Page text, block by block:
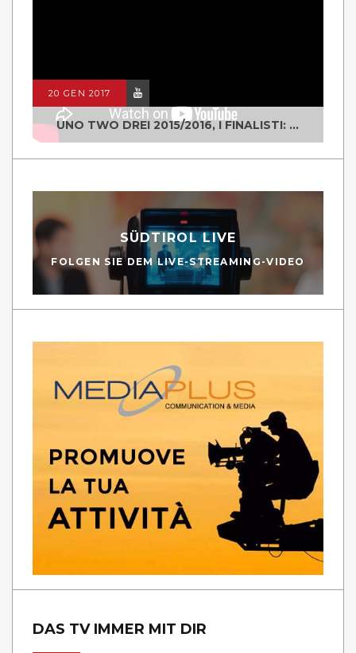
20 GEN 2017
UNO TWO DREI 2015/2016, I FINALISTI: CLASSE IV ALS ISTITUTO "DEGASPERI" BORGO VALSUGANA
SÜDTIROL LIVE
FOLGEN SIE DEM LIVE-STREAMING-VIDEO
DAS TV IMMER MIT DIR